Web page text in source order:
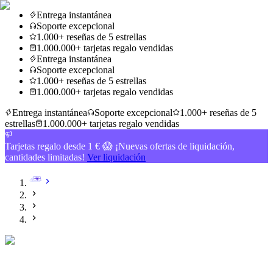
Entrega instantánea
Soporte excepcional
1.000+ reseñas de 5 estrellas
1.000.000+ tarjetas regalo vendidas
Entrega instantánea
Soporte excepcional
1.000+ reseñas de 5 estrellas
1.000.000+ tarjetas regalo vendidas
Entrega instantánea
Soporte excepcional
1.000+ reseñas de 5
estrellas
1.000.000+ tarjetas regalo vendidas
Tarjetas regalo desde 1 € 😱 ¡Nuevas ofertas de liquidación,
cantidades limitadas! Ver liquidación